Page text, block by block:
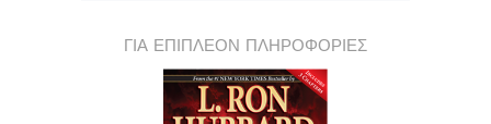
ΓΙΑ ΕΠΙΠΛΕΟΝ ΠΛΗΡΟΦΟΡΙΕΣ